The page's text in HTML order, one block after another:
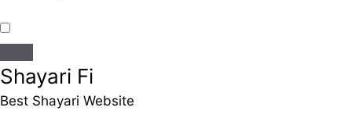
Shayari Fi
Best Shayari Website